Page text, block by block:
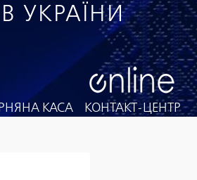
УКРАЇНИ
КАСА КОНТАКТ-ЦЕНТР